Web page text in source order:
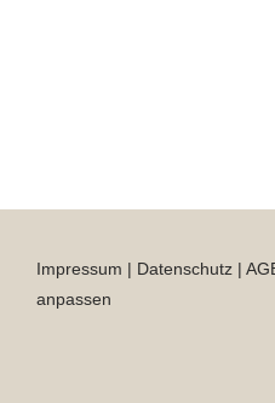
Impressum | Datenschutz |
anpassen